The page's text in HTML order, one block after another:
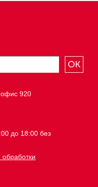
ОК
офис 920
до 18:00 без